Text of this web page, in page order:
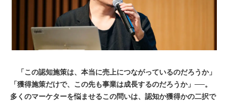
「この認知施策は、本当に売上につながっているのだろうか」
「獲得施策だけで、この先も事業は成長するのだろうか」──。
多くのマーケターを悩ませるこの問いは、認知か獲得かの二択で